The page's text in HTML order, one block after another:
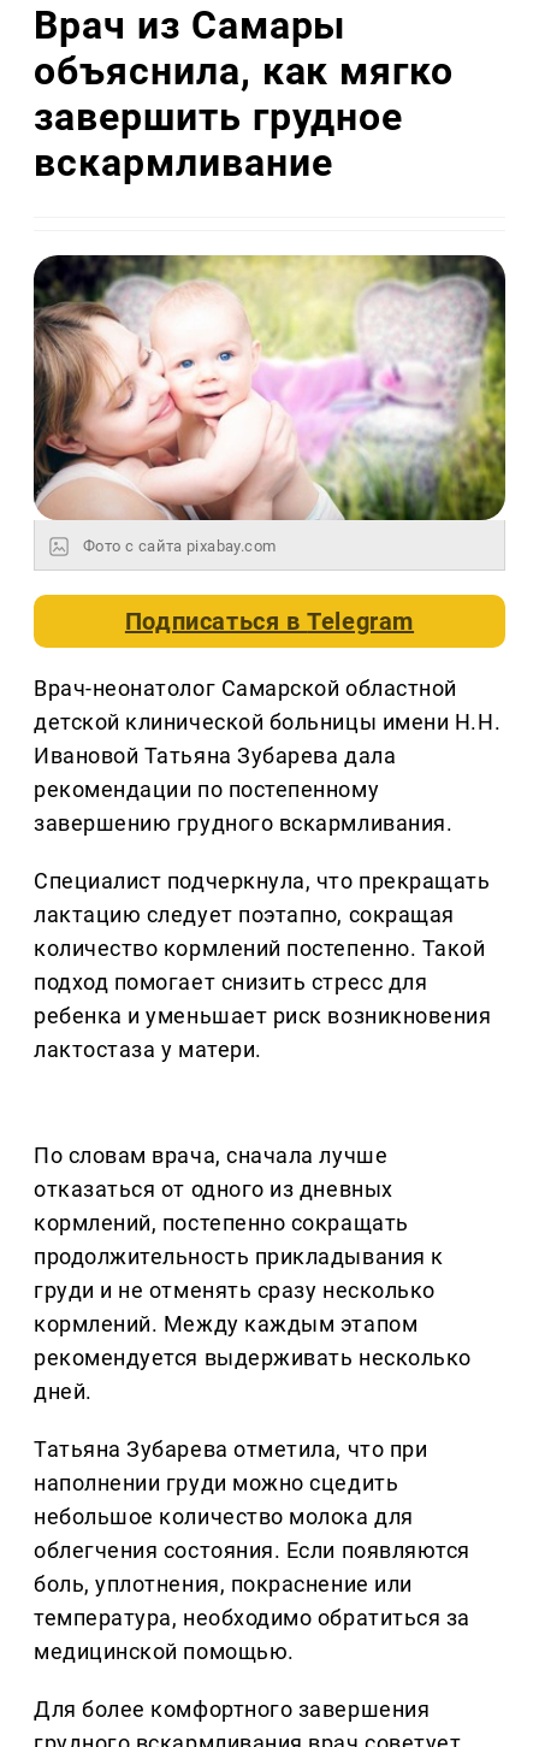
Врач из Самары
объяснила, как мягко
завершить грудное
вскармливание
Фото с сайта pixabay.com
Подписаться вTelegram
Врач-неонатолог Самарской областной
детской клинической больницы имени Н.Н.
Ивановой Татьяна Зубарева дала
рекомендации по постепенному
завершению грудного вскармливания.
Специалист подчеркнула, что прекращать
лактацию следует поэтапно, сокращая
количество кормлений постепенно. Такой
подход помогает снизить стресс для
ребенка и уменьшает риск возникновения
лактостаза у матери.
По словам врача, сначала лучше
отказаться от одного из дневных
кормлений, постепенно сокращать
продолжительность прикладывания к
груди и не отменять сразу несколько
кормлений. Между каждым этапом
рекомендуется выдерживать несколько
дней.
Татьяна Зубарева отметила, что при
наполнении груди можно сцедить
небольшое количество молока для
облегчения состояния. Если появляются
боль, уплотнения, покраснение или
температура, необходимо обратиться за
медицинской помощью.
Для более комфортного завершения